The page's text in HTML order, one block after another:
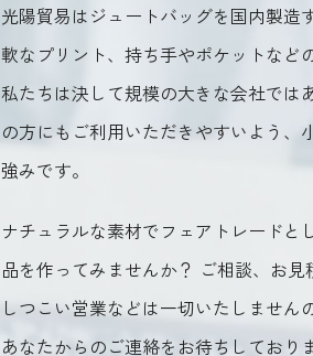
光陽貿易はジュートバッグを国内製
軟なプリント、持ち手やポケットな
私たちは決して規模の大きな会社で
の方にもご利用いただきやすいよう
強みです。
ナチュラルな素材でフェアトレード
品を作ってみませんか？ ご相談、お見
しつこい営業などは一切いたしませ
あなたからのご連絡をお待ちしており